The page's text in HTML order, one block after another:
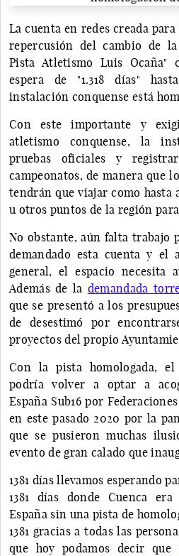
La cuenta en redes creada
repercusión del cambio de
Pista Atletismo Luis Ocaña"
espera de "1.318 días"
instalación conquense está
Con este importante y
atletismo conquense, la
pruebas oficiales y
campeonatos, de manera que
tendrán que viajar como hasta
u otros puntos de la región
No obstante, aún falta trabajo
demandado esta cuenta y el
general, el espacio necesita
Además de la demandada
que se presentó a los
de desestimó por
proyectos del propio
Con la pista homologada, el
podría volver a optar a
España Sub16 por
en este pasado 2020 por la
que se pusieron muchas
evento de gran calado que
1381 días llevamos esperando
1381 días donde Cuenca
España sin una pista de
1381 gracias a todas las
que hoy podamos decir que